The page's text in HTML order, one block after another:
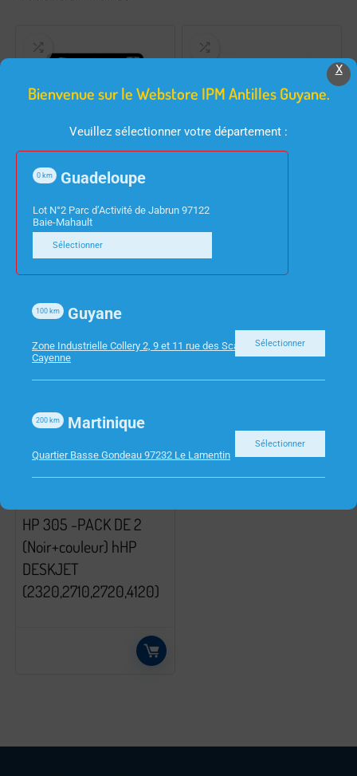
CONSOMMABLES
CARTOUCHE JAUNE
47ML 1600P
HP 305 -PACK DE 2
(Noir+couleur) hHP
DESKJET
(2320,2710,2720,4120)
X
Bienvenue sur le Webstore IPM Antilles Guyane.
Veuillez sélectionner votre département :
Guadeloupe
0 km
Lot N°2 Parc d’Activité de Jabrun 97122
Baie-Mahault
Sélectionner
Guyane
100 km
Zone Industrielle Collery 2, 9 et 11 rue des Scarabees 97300
Cayenne
Sélectionner
Martinique
200 km
Quartier Basse Gondeau 97232 Le Lamentin
Sélectionner